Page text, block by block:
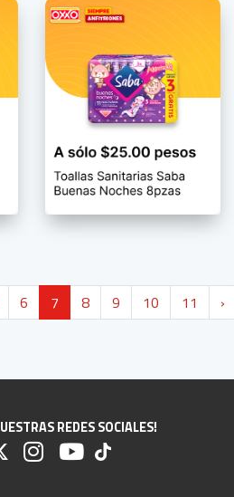
6 7 8 9 10 11 ›
REDES SOCIALES!